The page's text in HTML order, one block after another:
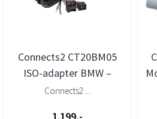
Connects2 CT20BM05
ISO-adapter BMW –
Bavaria
Connects2 ...